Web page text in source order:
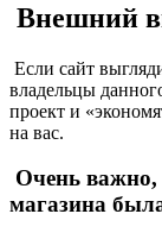
Внешний
Если сайт
владельцы
проект и
на вас.
Очень важно,
магазина